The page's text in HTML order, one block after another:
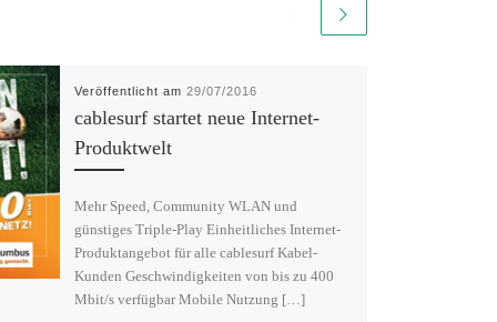
Veröffentlicht am 29/07/2016
cablesurf startet neue Internet-
Produktwelt
Mehr Speed, Community WLAN und
günstiges Triple-Play Einheitliches Internet-
Produktangebot für alle cablesurf Kabel-
Kunden Geschwindigkeiten von bis zu 400
Mbit/s verfügbar Mobile Nutzung […]